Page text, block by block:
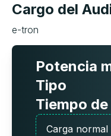
Cargo del
e-tron
Potencia
Tipo
Tiempo
Carga normal